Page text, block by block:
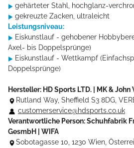
gehärteter Stahl, hochglanz-
gekreuzte Zacken, ultraleicht
Leistungsniveau:
Eiskunstlauf - gehobener
Axel- bis Doppelsprünge)
Eiskunstlauf - Wettkampf
Doppelsprünge)
Hersteller: HD Sports LTD. | MK & John
Rutland Way, Sheffield S3 8DG,
customerservice@hdsports.co.uk
Verantwortliche Person: Schuhfabrik
GesmbH | WIFA
Sobotagasse 10, 1230 Wien,